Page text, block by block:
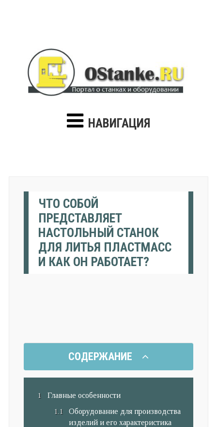
НАВИГАЦИЯ
ЧТО СОБОЙ
ПРЕДСТАВЛЯЕТ
НАСТОЛЬНЫЙ СТАНОК
ДЛЯ ЛИТЬЯ ПЛАСТМАСС
И КАК ОН РАБОТАЕТ?
СОДЕРЖАНИЕ
Главные особенности
Оборудование для производства
изделий и его характеристика